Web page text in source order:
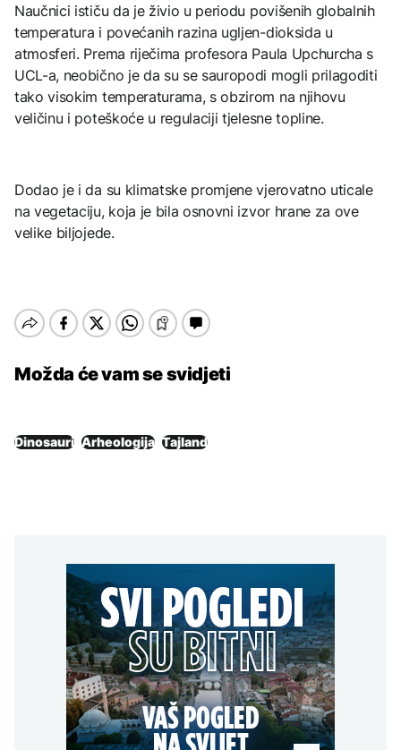
Naučnici ističu da je živio u periodu povišenih globalnih
temperatura i povećanih razina ugljen-dioksida u
atmosferi. Prema riječima profesora Paula Upchurcha s
UCL-a, neobično je da su se sauropodi mogli prilagoditi
tako visokim temperaturama, s obzirom na njihovu
veličinu i poteškoće u regulaciji tjelesne topline.
Dodao je i da su klimatske promjene vjerovatno uticale
na vegetaciju, koja je bila osnovni izvor hrane za ove
velike biljojede.
Možda će vam se svidjeti
Dinosauri Arheologija Tajland